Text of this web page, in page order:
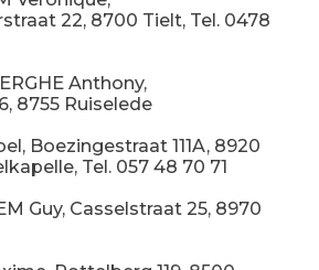
22, 8700 Tielt, Tel. 0478
Anthony,
8755 Ruiselede
Boezingestraat 111A, 8920
Tel. 057 48 70 71
Guy, Casselstraat 25, 8970